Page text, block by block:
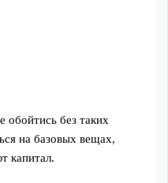
обойтись без таких
на базовых вещах,
капитал.